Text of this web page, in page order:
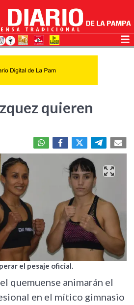
quieren
el pesaje oficial.
quemuense animarán el
en el mítico gimnasio